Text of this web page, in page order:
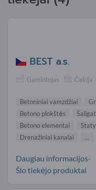
BEST a.s.
Gamintojas Čekija
Betoniniai vamzdžiai
Betono plokštės
Betono elementai
Drenažiniai kanalai
...
Daugiau informacijos-
Šio tiekėjo produktai